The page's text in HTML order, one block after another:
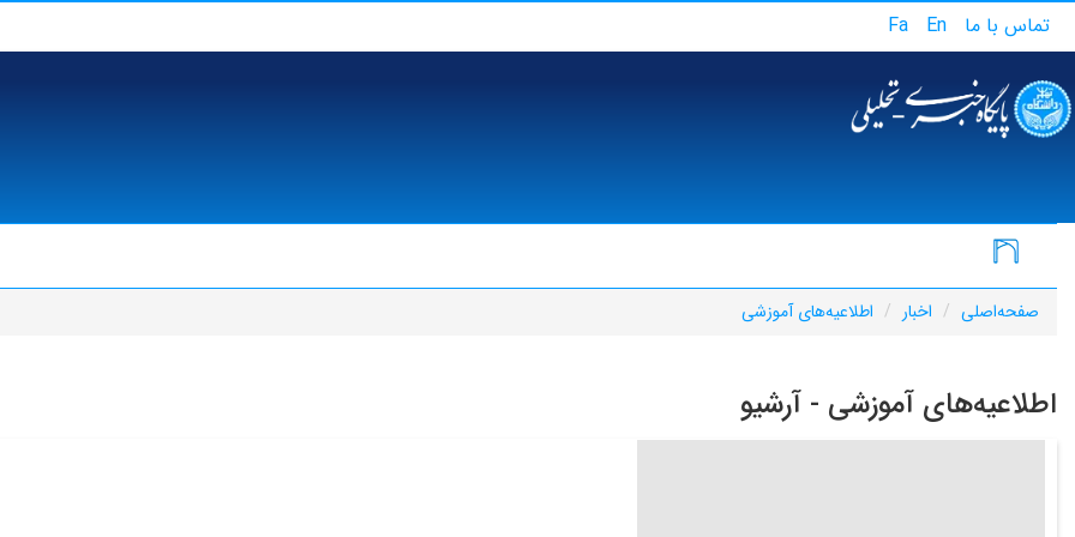
تماس با ما En
Fa
صفحه‌اصلی اخبار اطلاعیه‌های آموزشی
اطلاعیه‌های آموزشی - آرشیو